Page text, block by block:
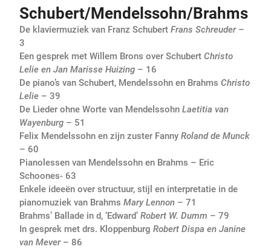
Schubert/Mendelssohn/Brahms
De klaviermuziek van Franz Schubert Frans Schreuder–
3
Een gesprek met Willem Brons over Schubert Christo
Lelie en Jan Marisse Huizing – 16
De piano’s van Schubert, Mendelssohn en Brahms Christo
Lelie – 39
De Lieder ohne Worte van Mendelssohn Laetitia van
Wayenburg – 51
Felix Mendelssohn en zijn zuster Fanny Roland de Munck
– 60
Pianolessen van Mendelssohn en Brahms – Eric
Schoones- 63
Enkele ideeën over structuur, stijl en interpretatie in de
pianomuziek van Brahms Mary Lennon – 71
Brahms’ Ballade in d, ‘Edward’ Robert W. Dumm – 79
In gesprek met drs. Kloppenburg Robert Dispa en Janine
van Mever– 86